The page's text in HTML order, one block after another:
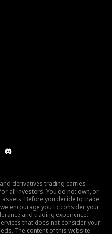
and derivatives trading carries
all investors. You do not own, or
assets. Before you decide to trade
encourage you to consider your
and trading experience.
that does not consider your
The content of this website